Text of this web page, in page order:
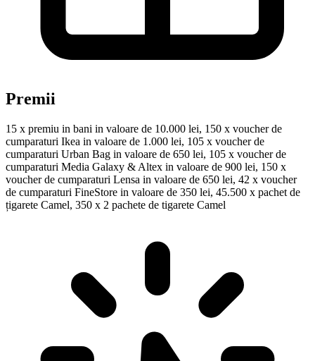
Premii
15 x premiu in bani in valoare de 10.000 lei, 150 x voucher de
cumparaturi Ikea in valoare de 1.000 lei, 105 x voucher de
cumparaturi Urban Bag in valoare de 650 lei, 105 x voucher de
cumparaturi Media Galaxy & Altex in valoare de 900 lei, 150 x
voucher de cumparaturi Lensa in valoare de 650 lei, 42 x voucher
de cumparaturi FineStore in valoare de 350 lei, 45.500 x pachet de
țigarete Camel, 350 x 2 pachete de tigarete Camel